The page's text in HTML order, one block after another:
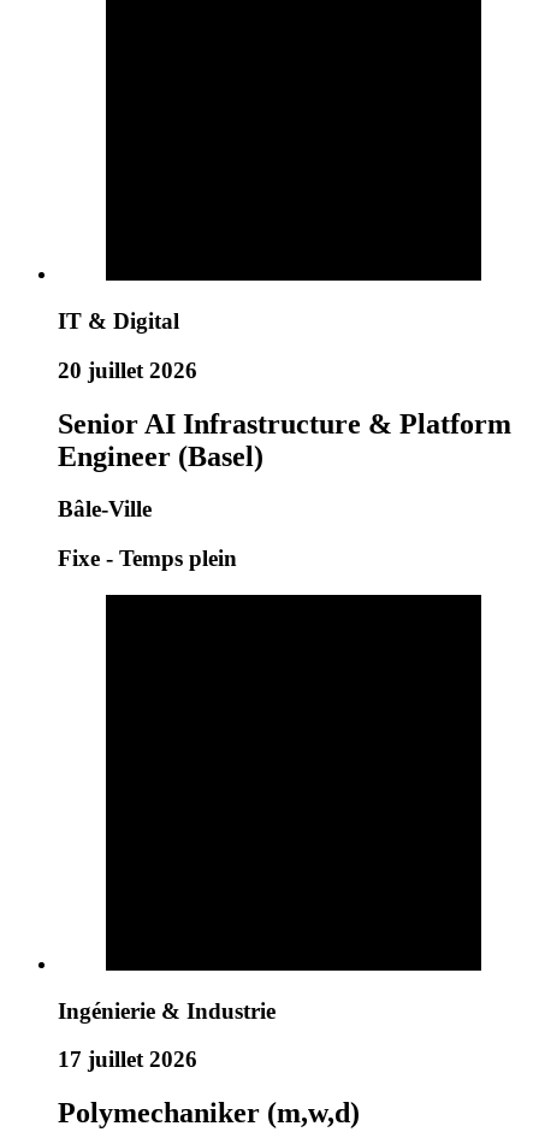
IT & Digital
20 juillet 2026
Senior AI Infrastructure & Platform
Engineer (Basel)
Bâle-Ville
Fixe - Temps plein
Ingénierie & Industrie
17 juillet 2026
Polymechaniker (m,w,d)